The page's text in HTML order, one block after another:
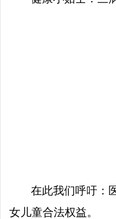
在此我们呼吁：
女儿童合法权益。